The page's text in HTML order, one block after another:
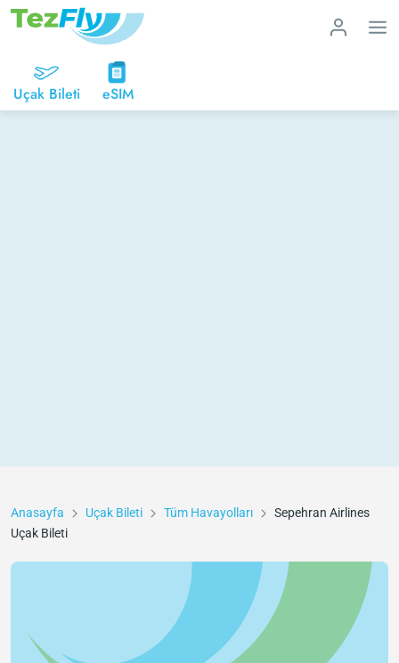
Uçak Bileti eSIM
Anasayfa Uçak Bileti Tüm Havayolları
Sepehran Airlines
Uçak Bileti